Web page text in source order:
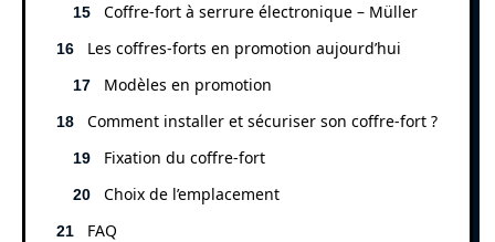
Coffre-fort à serrure électronique – Müller
Les coffres-forts en promotion aujourd’hui
Modèles en promotion
Comment installer et sécuriser son coffre-fort ?
Fixation du coffre-fort
Choix de l’emplacement
FAQ